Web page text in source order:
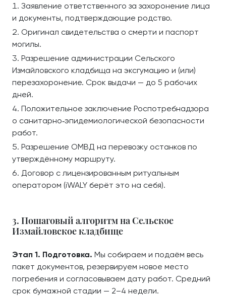
Заявление ответственного за захоронение лица
и документы, подтверждающие родство.
Оригинал свидетельства о смерти и паспорт
могилы.
Разрешение администрации Сельского
Измайловского кладбища на эксгумацию и (или)
перезахоронение. Срок выдачи — до 5 рабочих
дней.
Положительное заключение Роспотребнадзора
о санитарно‑эпидемиологической безопасности
работ.
Разрешение ОМВД на перевозку останков по
утверждённому маршруту.
Договор с лицензированным ритуальным
оператором (iWALY берёт это на себя).
3. Пошаговый алгоритм на Сельское
Измайловское кладбище
Этап 1. Подготовка. Мы собираем и подаём весь
пакет документов, резервируем новое место
погребения и согласовываем дату работ. Средний
срок бумажной стадии — 2–4 недели.